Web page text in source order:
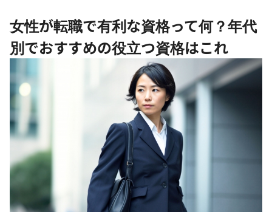
女性が転職で有利な資格って何？年代
別でおすすめの役立つ資格はこれ